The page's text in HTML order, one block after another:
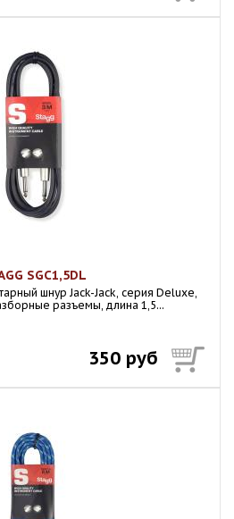
SGC1,5DL
шнур Jack-Jack, серия Deluxe,
разъемы, длина 1,5...
350 руб